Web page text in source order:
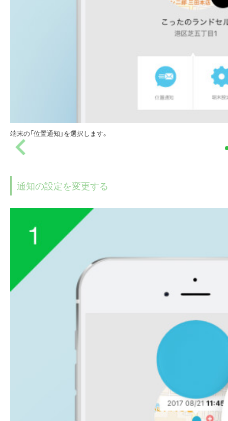
端末の「位置通知」を選択します。
通知の設定を変更する